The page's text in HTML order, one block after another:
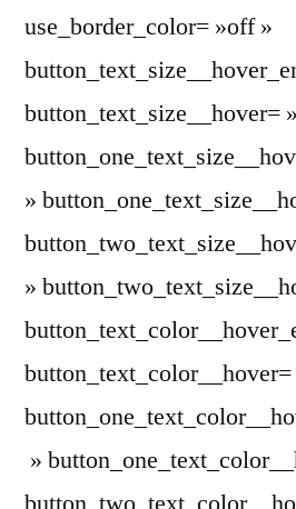
use_border_color= »off »
button_text_size__hover=
»
»
»